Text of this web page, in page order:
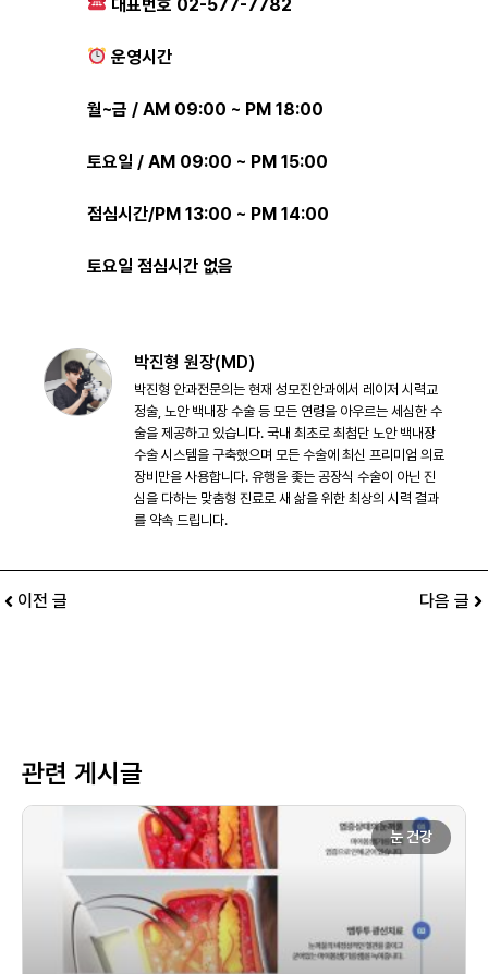
대표번호 02-577-7782
운영시간
월~금 / AM 09:00 ~ PM 18:00
토요일 / AM 09:00 ~ PM 15:00
점심시간/PM 13:00 ~ PM 14:00
토요일 점심시간 없음
박진형 원장(MD)
박진형 안과전문의는 현재 성모진안과에서 레이저 시력교
정술, 노안 백내장 수술 등 모든 연령을 아우르는 세심한 수
술을 제공하고 있습니다. 국내 최초로 최첨단 노안 백내장
수술 시스템을 구축했으며 모든 수술에 최신 프리미엄 의료
장비만을 사용합니다. 유행을 좇는 공장식 수술이 아닌 진
심을 다하는 맞춤형 진료로 새 삶을 위한 최상의 시력 결과
를 약속 드립니다.
이전 글 다음 글
관련 게시글
눈 건강